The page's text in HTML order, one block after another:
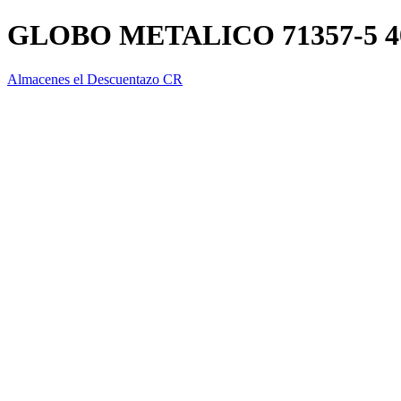
GLOBO METALICO 71357-5
Almacenes el Descuentazo CR